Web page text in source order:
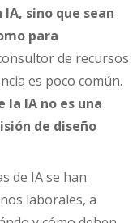
sino que sean
para
de recursos
es poco común.
la IA no es una
de diseño
de IA se han
laborales, a